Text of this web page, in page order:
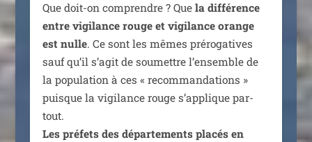
Que doit-on com­prendre ? Que la dif­fé­rence
entre vigi­lance rouge et vigi­lance orange
est nulle. Ce sont les mêmes pré­ro­ga­tives
sauf qu’il s’agit de sou­mettre l’ensemble de
la popu­la­tion à ces « recom­man­da­tions »
puisque la vigi­lance rouge s’ap­plique par­
tout.
Les pré­fets des dépar­te­ments pla­cés en